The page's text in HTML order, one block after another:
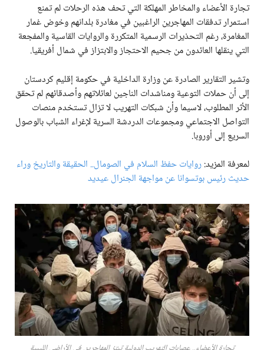
تجارة الأعضاء والمخاطر المهلكة التي تحف هذه الرحلات لم تمنع
استمرار تدفقات المهاجرين الراغبين في مغادرة بلدانهم وخوض غمار
المغامرة، رغم التحذيرات الرسمية المتكررة والروايات القاسية والمفجعة
التي ينقلها العائدون من جحيم الاحتجاز والابتزاز في شمال أفريقيا.
وتشير التقارير الصادرة عن وزارة الداخلية في حكومة إقليم كردستان
إلى أن حملات التوعية ومناشدات الناجين لعائلاتهم وأصدقائهم لم تحقق
الأثر المطلوب، لاسيما وأن شبكات التهريب لا تزال تستخدم منصات
التواصل الاجتماعي ومجموعات الدردشة السرية لإغراء الشباب بالوصول
السريع إلى أوروبا.
لمعرفة المزيد:روايات حفظ السلام في الصومال.. الحقيقة والتاريخ وراء
حديث رئيس بوتسوانا عن مواجهة الجنرال عيديد